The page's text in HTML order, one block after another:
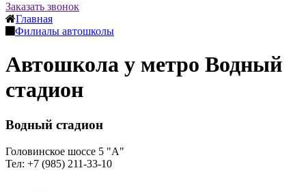
Заказать звонок
Главная
Филиалы автошколы
Автошкола у метро Водный
стадион
Водный стадион
Головинское шоссе 5 "А"
Тел: +7 (985) 211-33-10